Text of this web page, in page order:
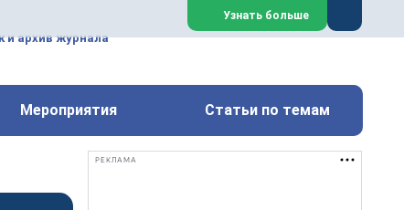
обслуживанием
металлургических
Закрыть
Узнать больше
и архив журнала
Мероприятия Статьи по темам
РЕКЛАМА